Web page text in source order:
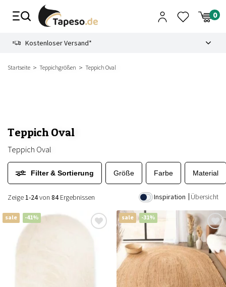
Zusammenbruch
Kostenloser Versand*
Startseite Teppichgrößen Teppich Oval
Teppich Oval
Teppich Oval
Filter & Sortierung Größe Farbe Material
Inspiration Übersicht
Zeige1-24von 84Ergebnissen
sale -41% sale -31%